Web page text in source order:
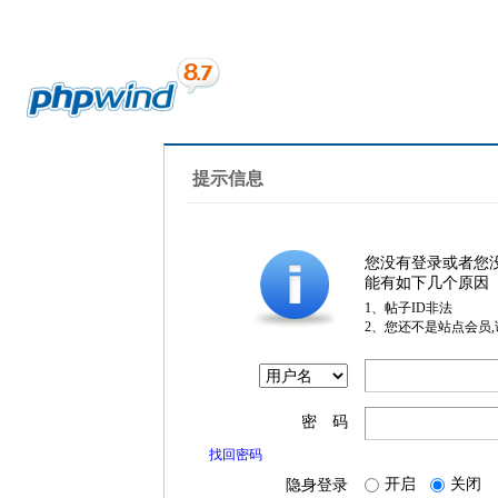
提示信息
您没有登录或者您
能有如下几个原因
1、帖子ID非法
2、您还不是站点会员
密 码
找回密码
隐身登录 开启 关闭